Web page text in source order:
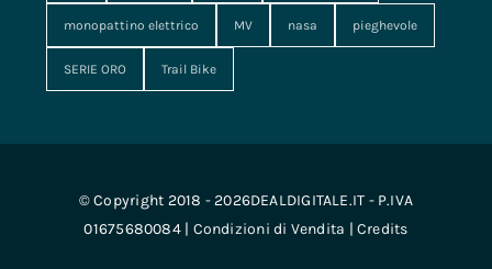
monopattino elettrico MV nasa pieghevole
SERIE ORO Trail Bike
© Copyright 2018 - 2026DEALDIGITALE.IT - P.IVA
01675680084 | Condizioni di Vendita | Credits